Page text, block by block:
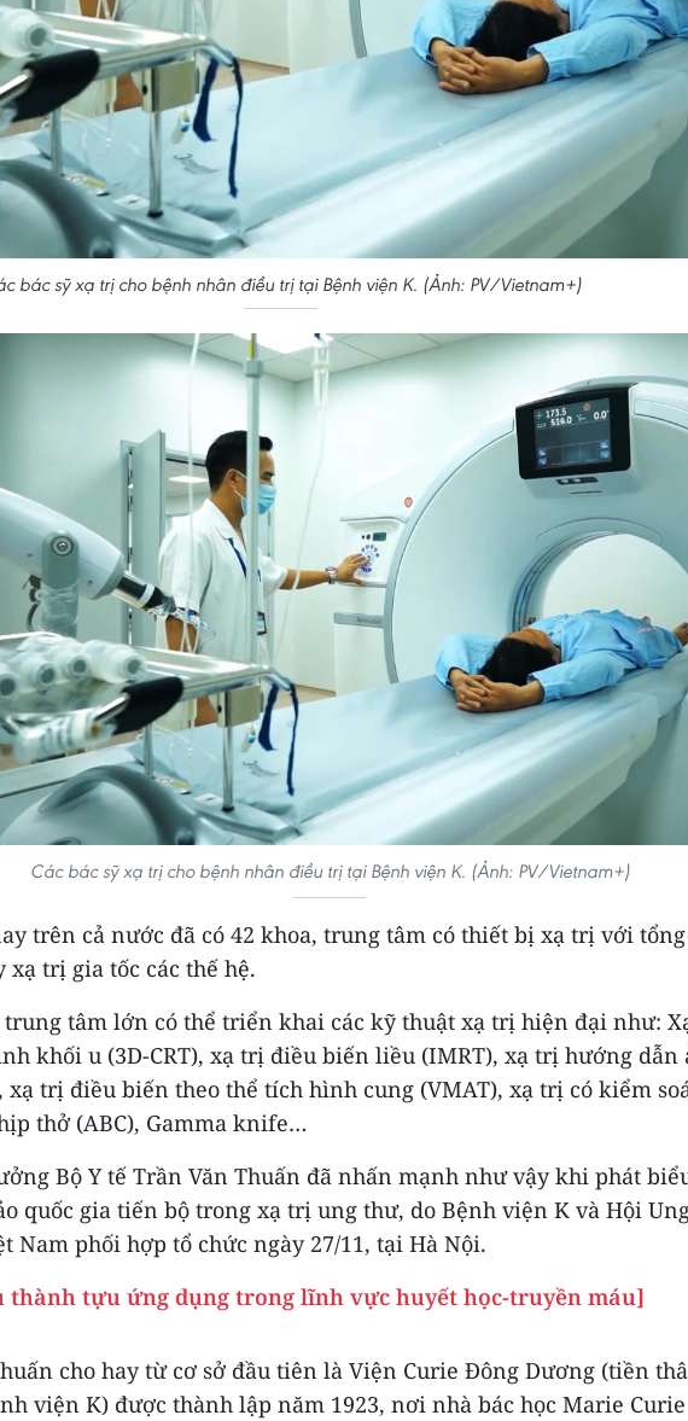
bác sỹ xạ trị cho bệnh nhân điều trị tại Bệnh viện K. (Ảnh: PV/Vietnam+)
Các bác sỹ xạ trị cho bệnh nhân điều trị tại Bệnh viện K. (Ảnh: PV/Vietnam+)
trên cả nước đã có 42 khoa, trung tâm có thiết bị xạ trị với tổng
xạ trị gia tốc các thế hệ.
trung tâm lớn có thể triển khai các kỹ thuật xạ trị hiện đại như:
khối u (3D-CRT), xạ trị điều biến liều (IMRT), xạ trị hướng dẫn
xạ trị điều biến theo thể tích hình cung (VMAT), xạ trị có kiểm
thở (ABC), Gamma knife…
Bộ Y tế Trần Văn Thuấn đã nhấn mạnh như vậy khi phát
quốc gia tiến bộ trong xạ trị ung thư, do Bệnh viện K và Hội
Nam phối hợp tổ chức ngày 27/11, tại Hà Nội.
thành tựu ứng dụng trong lĩnh vực huyết học-truyền máu]
cho hay từ cơ sở đầu tiên là Viện Curie Đông Dương (tiền
viện K) được thành lập năm 1923, nơi nhà bác học Marie Curie